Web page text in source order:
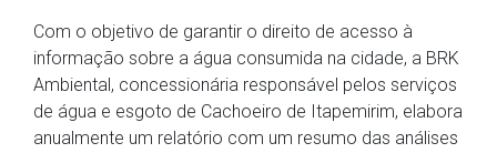
Com o objetivo de garantir o direito de acesso à
informação sobre a água consumida na cidade, a BRK
Ambiental, concessionária responsável pelos serviços
de água e esgoto de Cachoeiro de Itapemirim, elabora
anualmente um relatório com um resumo das análises